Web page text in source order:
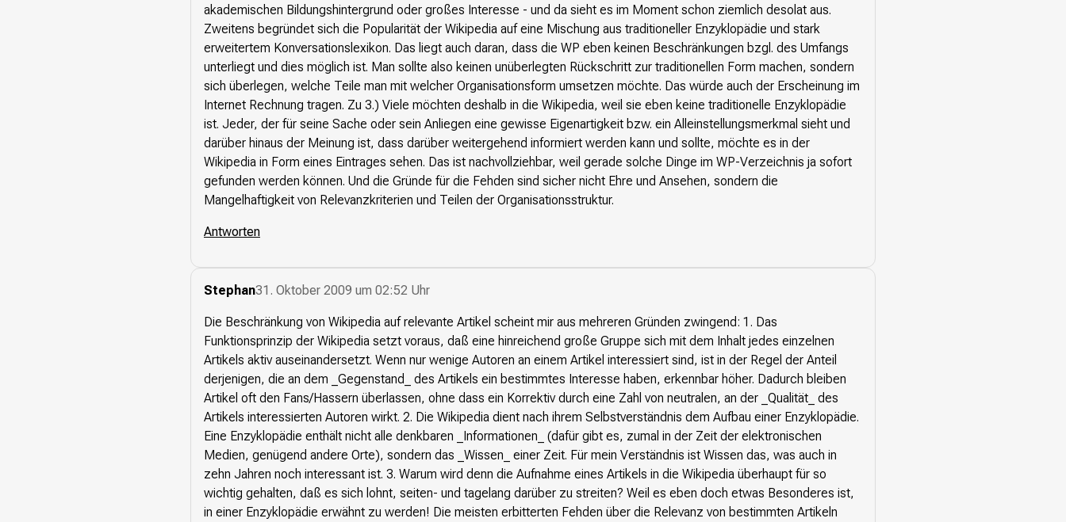
akademischen Bildungshintergrund oder großes Interesse - und da sieht es im Moment schon ziemlich desolat aus.
Zweitens begründet sich die Popularität der Wikipedia auf eine Mischung aus traditioneller Enzyklopädie und stark
erweitertem Konversationslexikon. Das liegt auch daran, dass die WP eben keinen Beschränkungen bzgl. des Umfangs
unterliegt und dies möglich ist. Man sollte also keinen unüberlegten Rückschritt zur traditionellen Form machen, sondern
sich überlegen, welche Teile man mit welcher Organisationsform umsetzen möchte. Das würde auch der Erscheinung im
Internet Rechnung tragen. Zu 3.) Viele möchten deshalb in die Wikipedia, weil sie eben keine traditionelle Enzyklopädie
ist. Jeder, der für seine Sache oder sein Anliegen eine gewisse Eigenartigkeit bzw. ein Alleinstellungsmerkmal sieht und
darüber hinaus der Meinung ist, dass darüber weitergehend informiert werden kann und sollte, möchte es in der
Wikipedia in Form eines Eintrages sehen. Das ist nachvollziehbar, weil gerade solche Dinge im WP-Verzeichnis ja sofort
gefunden werden können. Und die Gründe für die Fehden sind sicher nicht Ehre und Ansehen, sondern die
Mangelhaftigkeit von Relevanzkriterien und Teilen der Organisationsstruktur.
Antworten
Stephan31. Oktober 2009 um 02:52 Uhr
Die Beschränkung von Wikipedia auf relevante Artikel scheint mir aus mehreren Gründen zwingend: 1. Das
Funktionsprinzip der Wikipedia setzt voraus, daß eine hinreichend große Gruppe sich mit dem Inhalt jedes einzelnen
Artikels aktiv auseinandersetzt. Wenn nur wenige Autoren an einem Artikel interessiert sind, ist in der Regel der Anteil
derjenigen, die an dem _Gegenstand_ des Artikels ein bestimmtes Interesse haben, erkennbar höher. Dadurch bleiben
Artikel oft den Fans/Hassern überlassen, ohne dass ein Korrektiv durch eine Zahl von neutralen, an der _Qualität_ des
Artikels interessierten Autoren wirkt. 2. Die Wikipedia dient nach ihrem Selbstverständnis dem Aufbau einer Enzyklopädie.
Eine Enzyklopädie enthält nicht alle denkbaren _Informationen_ (dafür gibt es, zumal in der Zeit der elektronischen
Medien, genügend andere Orte), sondern das _Wissen_ einer Zeit. Für mein Verständnis ist Wissen das, was auch in
zehn Jahren noch interessant ist. 3. Warum wird denn die Aufnahme eines Artikels in die Wikipedia überhaupt für so
wichtig gehalten, daß es sich lohnt, seiten- und tagelang darüber zu streiten? Weil es eben doch etwas Besonderes ist,
in einer Enzyklopädie erwähnt zu werden! Die meisten erbitterten Fehden über die Relevanz von bestimmten Artikeln